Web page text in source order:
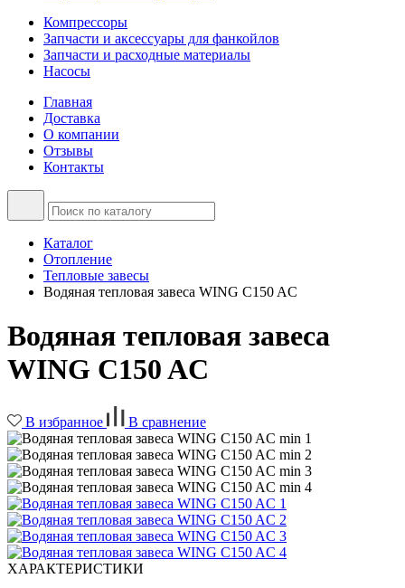
Компрессоры
Запчасти и аксессуары для фанкойлов
Запчасти и расходные материалы
Насосы
Главная
Доставка
О компании
Отзывы
Контакты
Каталог
Отопление
Тепловые завесы
Водяная тепловая завеса WING C150 AC
Водяная тепловая завеса
WING C150 AC
В избранное В сравнение
ХАРАКТЕРИСТИКИ